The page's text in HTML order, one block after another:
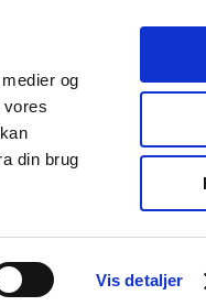
og
din brug
Vis detaljer
Særlige